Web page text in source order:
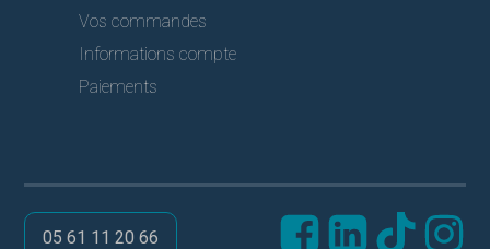
Vos commandes
Informations compte
Paiements
05 61 11 20 66